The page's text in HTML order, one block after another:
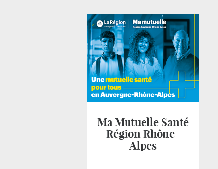
Ma Mutuelle Santé
Région Rhône-
Alpes